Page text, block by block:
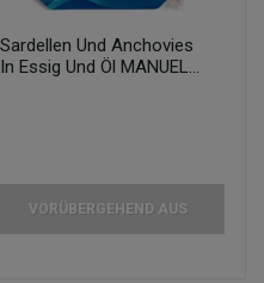
Sardellen Und Anchovies
In Essig Und Öl MANUEL...
VORÜBERGEHEND AUS